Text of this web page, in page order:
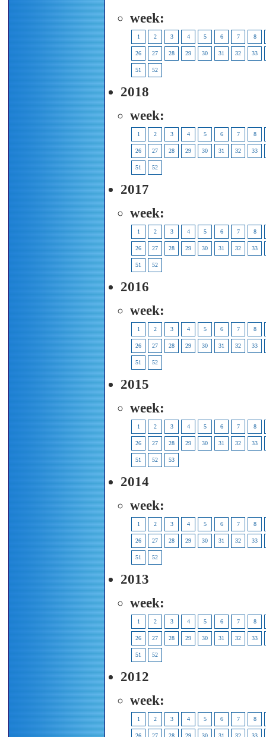
week:
1 2 3 4 5 6 7 8
26 27 28 29 30 31 32 33
51 52
2018
week:
1 2 3 4 5 6 7 8
26 27 28 29 30 31 32 33
51 52
2017
week:
1 2 3 4 5 6 7 8
26 27 28 29 30 31 32 33
51 52
2016
week:
1 2 3 4 5 6 7 8
26 27 28 29 30 31 32 33
51 52
2015
week:
1 2 3 4 5 6 7 8
26 27 28 29 30 31 32 33
51 52 53
2014
week:
1 2 3 4 5 6 7 8
26 27 28 29 30 31 32 33
51 52
2013
week:
1 2 3 4 5 6 7 8
26 27 28 29 30 31 32 33
51 52
2012
week:
1 2 3 4 5 6 7 8
26 27 28 29 30 31 32 33